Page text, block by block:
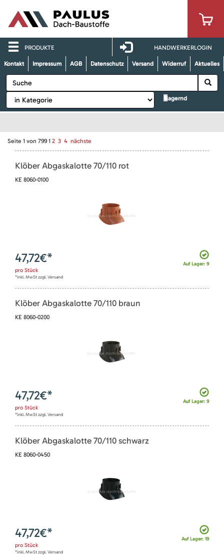
PRODUKTE HANDWERKERLOGIN
Kontakt Impressum AGB Datenschutz Versand Widerruf Aktuelles
lagernd
Seite 1 von 799 1 2 3 4 nächste
Klöber Abgaskalotte 70/110 rot
KE 8060-0100
Auf Lager: 9
47,72€*
pro Stück
*inkl. MwSt zzgl. Versand
Klöber Abgaskalotte 70/110 braun
KE 8060-0200
Auf Lager: 9
47,72€*
pro Stück
*inkl. MwSt zzgl. Versand
Klöber Abgaskalotte 70/110 schwarz
KE 8060-0450
Auf Lager: 19
47,72€*
pro Stück
*inkl. MwSt zzgl. Versand